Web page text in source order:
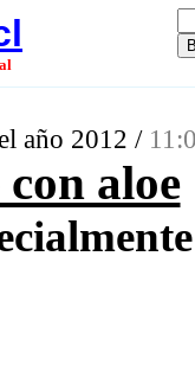
año 2012 /
aloe